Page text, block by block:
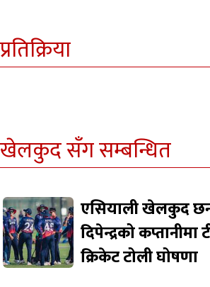
प्रतिक्रिया
खेलकुद सँग सम्बन्धित
एसियाली खेलकुद
दिपेन्द्रको कप्तानीमा
क्रिकेट टोली घोषणा